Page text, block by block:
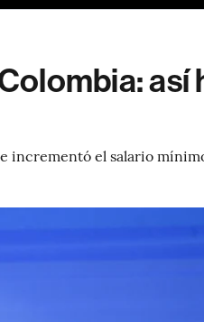
así
incrementó el salario